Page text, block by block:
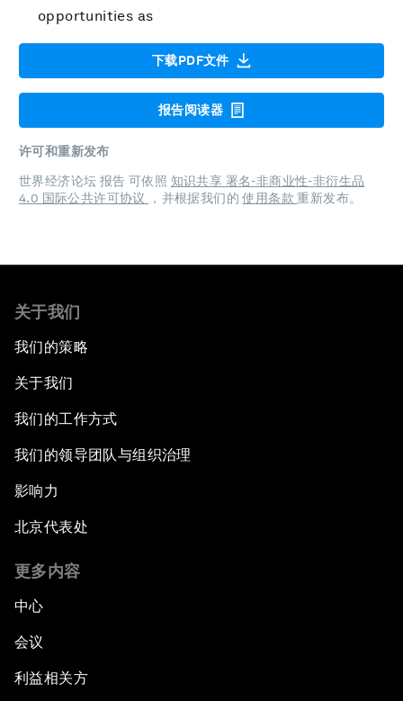
opportunities as
下载PDF文件
报告阅读器
许可和重新发布
世界经济论坛 报告 可依照 知识共享 署名-非商业性-非衍生品
4.0 国际公共许可协议
，并根据我们的使用条款重新发布。
关于我们
我们的策略
关于我们
我们的工作方式
我们的领导团队与组织治理
影响力
北京代表处
更多内容
中心
会议
利益相关方